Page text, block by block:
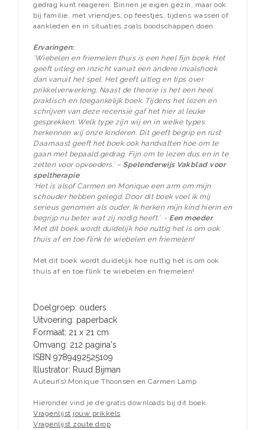
gedrag kunt reageren. Binnen je eigen gezin, maar ook
bij familie, met vriendjes, op feestjes, tijdens wassen of
aankleden en in situaties zoals boodschappen doen.
Ervaringen:
‘Wiebelen en friemelen thuis is een heel fijn boek. Het
geeft uitleg en inzicht vanuit een andere invalshoek
dan vanuit het spel. Het geeft uitleg en tips over
prikkelverwerking. Naast de theorie is het een heel
praktisch en toegankelijk boek. Tijdens het lezen en
schrijven van deze recensie gaf het hier al leuke
gesprekken. Welk type zijn wij en in welke types
herkennen wij onze kinderen. Dit geeft begrip en rust.
Daarnaast geeft het boek ook handvatten hoe om te
gaan met bepaald gedrag. Fijn om te lezen dus en in te
zetten voor opvoeders.' – Spelenderwijs Vakblad voor
speltherapie
‘Het is alsof Carmen en Monique een arm om mijn
schouder hebben gelegd. Door dit boek voel ik mij
serieus genomen als ouder. Ik herken mijn kind hierin en
begrijp nu beter wat zij nodig heeft.’ - Een moeder
Met dit boek wordt duidelijk hoe nuttig het is om ook
thuis af en toe flink te wiebelen en friemelen!
Met dit boek wordt duidelijk hoe nuttig het is om ook
thuis af en toe flink te wiebelen en friemelen!
Doelgroep: ouders
Uitvoering: paperback
Formaat: 21 x 21 cm
Omvang: 212 pagina's
ISBN 9789492525109
Illustrator: Ruud Bijman
Auteur(s):Monique Thoonsen en Carmen Lamp
Hieronder vind je de gratis downloads bij dit boek.
Vragenlijst jouw prikkels
Vragenlijst zoute drop